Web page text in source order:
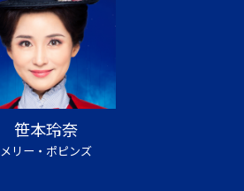
笹本玲奈
メリー・ポピンズ